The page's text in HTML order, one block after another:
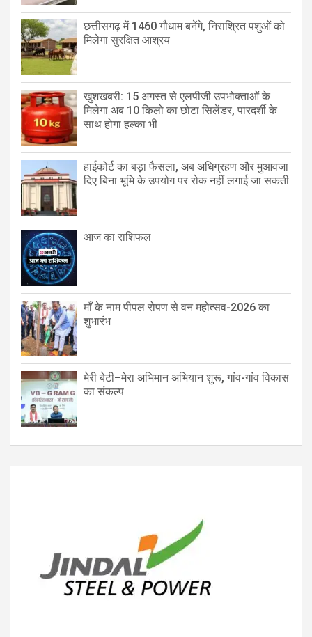
छत्तीसगढ़ में 1460 गौधाम बनेंगे, निराश्रित पशुओं को
मिलेगा सुरक्षित आश्रय
खुशखबरी: 15 अगस्त से एलपीजी उपभोक्ताओं के
मिलेगा अब 10 किलो का छोटा सिलेंडर, पारदर्शी के
साथ होगा हल्का भी
हाईकोर्ट का बड़ा फैसला, अब अधिग्रहण और मुआवजा
दिए बिना भूमि के उपयोग पर रोक नहीं लगाई जा सकती
आज का राशिफल
माँ के नाम पीपल रोपण से वन महोत्सव-2026 का
शुभारंभ
मेरी बेटी–मेरा अभिमान अभियान शुरू, गांव-गांव विकास
का संकल्प